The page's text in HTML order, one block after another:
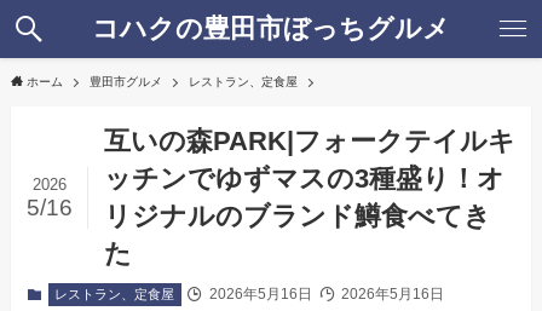
コハクの豊田市ぼっちグルメ
ホーム 豊田市グルメ レストラン、定食屋
互いの森PARK|フォークテイルキ
ッチンでゆずマスの3種盛り！オ
リジナルのブランド鱒食べてき
た
2026
5/16
レストラン、定食屋 2026年5月16日 2026年5月16日